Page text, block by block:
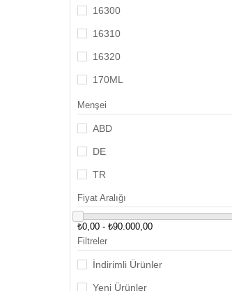
16300
16310
16320
170ML
17ML
70ML
2501
2502
2503
2504
Menşei
ABD
DE
TR
Fiyat Aralığı
₺0,00 - ₺90.000,00
Filtreler
İndirimli Ürünler
Yeni Ürünler